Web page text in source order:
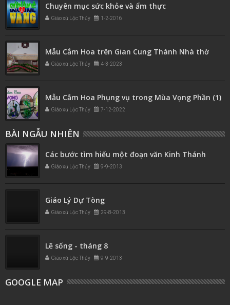
Chuyên mục sức khỏe và ẩm thực
Giáo xứ Lộc Thủy 1-2-2016
Mẫu Cắm Hoa trên Gian Cung Thánh Nhà thờ
Giáo xứ Lộc Thủy 4-3-2023
Mẫu Cắm Hoa Phụng vụ trong Mùa Vọng Phần (1)
Giáo xứ Lộc Thủy 7-12-2022
BÀI NGẪU NHIÊN
Các bước tìm hiểu một đoạn văn Kinh Thánh
Giáo xứ Lộc Thủy 9-9-2013
Giáo Lý Dự Tòng
Giáo xứ Lộc Thủy 29-8-2013
Lẽ sống - tháng 8
Giáo xứ Lộc Thủy 9-9-2013
GOOGLE MAP